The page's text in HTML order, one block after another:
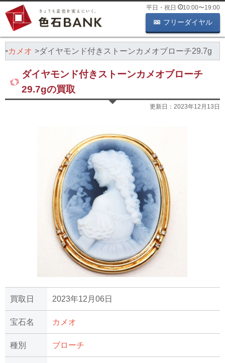
平日・祝日 10:00〜19:00
フリーダイヤル
カメオ ダイヤモンド付きストーンカメオブローチ29.7g
ダイヤモンド付きストーンカメオブローチ
29.7gの買取
更新日： 2023年12月13日
買取日 2023年12月06日
宝石名 カメオ
種別 ブローチ